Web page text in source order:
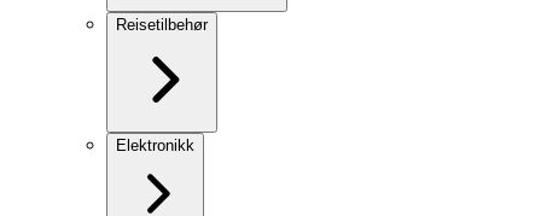
Reisetilbehør
Elektronikk